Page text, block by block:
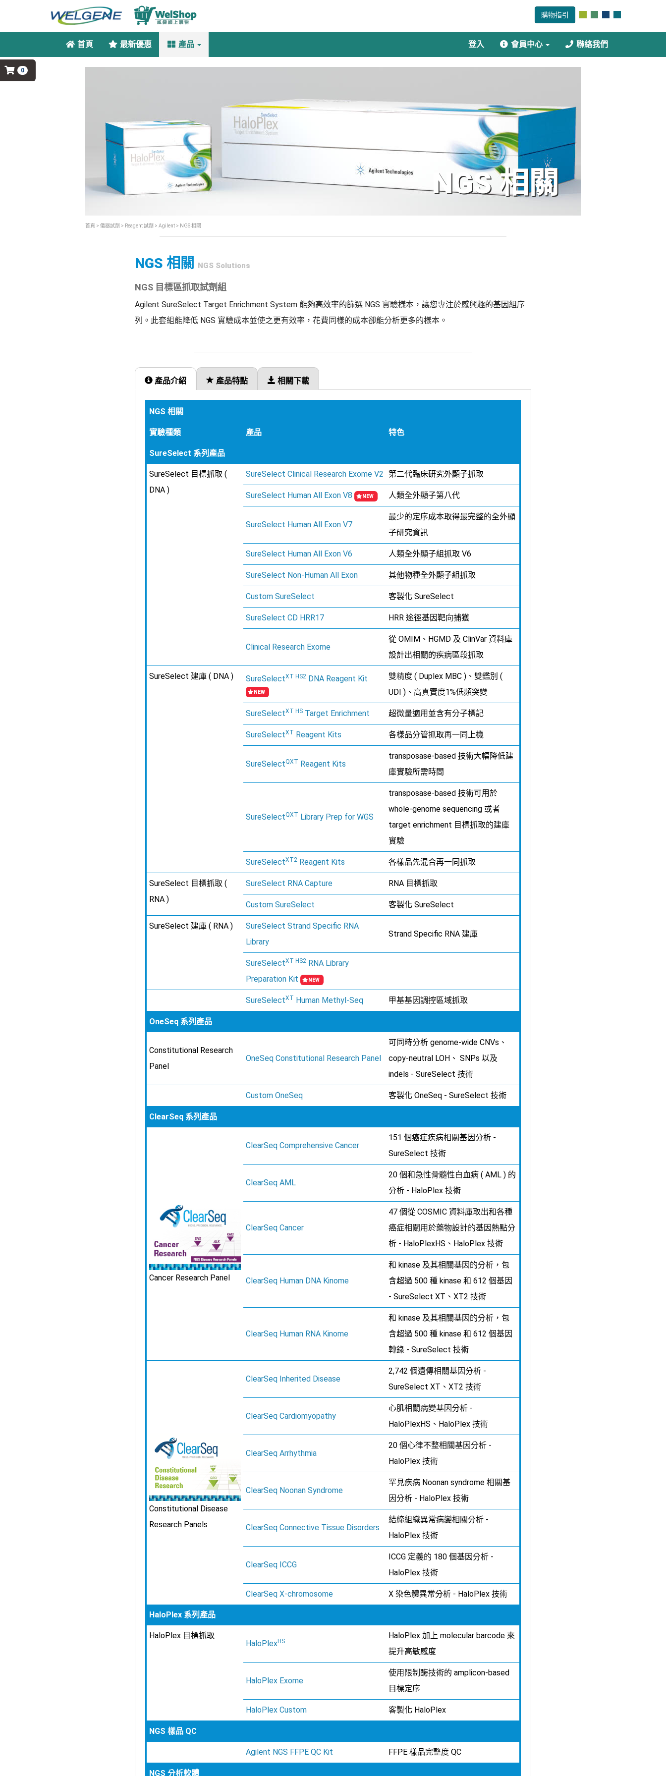
0
購物指引
首頁 最新優惠 產品 登入 會員中心 聯絡我們
NGS 相關
首頁 > 儀器試劑 > Reagent 試劑 > Agilent > NGS 相關
NGS 相關 NGS Solutions
NGS 目標區抓取試劑組
Agilent SureSelect Target Enrichment System 能夠高效率的篩選 NGS 實驗樣本，讓您專注於感興趣的基因組序
列。此套組能降低 NGS 實驗成本並使之更有效率，花費同樣的成本卻能分析更多的樣本。
產品介紹 產品特點 相關下載
NGS 相關
實驗種類 產品 特色
SureSelect 系列產品
SureSelect 目標抓取 (
DNA )
SureSelect Clinical Research Exome V2 第二代臨床研究外顯子抓取
SureSelect Human All Exon V8 NEW 人類全外顯子第八代
SureSelect Human All Exon V7
最少的定序成本取得最完整的全外顯
子研究資訊
SureSelect Human All Exon V6 人類全外顯子組抓取 V6
SureSelect Non-Human All Exon 其他物種全外顯子組抓取
Custom SureSelect 客製化 SureSelect
SureSelect CD HRR17 HRR 途徑基因靶向捕獲
Clinical Research Exome
從 OMIM、HGMD 及 ClinVar 資料庫
設計出相關的疾病區段抓取
SureSelect 建庫 ( DNA ) SureSelectXT HS2 DNA Reagent Kit
NEW
雙精度 ( Duplex MBC )、雙鑑別 (
UDI )、高真實度1%低頻突變
SureSelectXT HS Target Enrichment 超微量適用並含有分子標記
SureSelectXT Reagent Kits 各樣品分管抓取再一同上機
SureSelectQXT Reagent Kits
transposase-based 技術大幅降低建
庫實驗所需時間
SureSelectQXT Library Prep for WGS
transposase-based 技術可用於
whole-genome sequencing 或者
target enrichment 目標抓取的建庫
實驗
SureSelectXT2 Reagent Kits 各樣品先混合再一同抓取
SureSelect 目標抓取 (
RNA )
SureSelect RNA Capture RNA 目標抓取
Custom SureSelect 客製化 SureSelect
SureSelect 建庫 ( RNA )
SureSelect Strand Specific RNA
Library
Strand Specific RNA 建庫
SureSelectXT HS2 RNA Library
Preparation Kit
NEW
SureSelectXT Human Methyl-Seq 甲基基因調控區域抓取
OneSeq 系列產品
Constitutional Research
Panel
OneSeq Constitutional Research Panel
可同時分析 genome-wide CNVs、
copy-neutral LOH、 SNPs 以及
indels - SureSelect 技術
Custom OneSeq 客製化 OneSeq - SureSelect 技術
ClearSeq 系列產品
Cancer Research Panel
ClearSeq Comprehensive Cancer
151 個癌症疾病相關基因分析 -
SureSelect 技術
ClearSeq AML
20 個和急性骨髓性白血病 ( AML ) 的
分析 - HaloPlex 技術
ClearSeq Cancer
47 個從 COSMIC 資料庫取出和各種
癌症相關用於藥物設計的基因熱點分
析 - HaloPlexHS、HaloPlex 技術
ClearSeq Human DNA Kinome
和 kinase 及其相關基因的分析，包
含超過 500 種 kinase 和 612 個基因
- SureSelect XT、XT2 技術
ClearSeq Human RNA Kinome
和 kinase 及其相關基因的分析，包
含超過 500 種 kinase 和 612 個基因
轉錄 - SureSelect 技術
Constitutional Disease
Research Panels
ClearSeq Inherited Disease
2,742 個遺傳相關基因分析 -
SureSelect XT、XT2 技術
ClearSeq Cardiomyopathy
心肌相關病變基因分析 -
HaloPlexHS、HaloPlex 技術
ClearSeq Arrhythmia
20 個心律不整相關基因分析 -
HaloPlex 技術
ClearSeq Noonan Syndrome
罕見疾病 Noonan syndrome 相關基
因分析 - HaloPlex 技術
ClearSeq Connective Tissue Disorders
結締組織異常病變相關分析 -
HaloPlex 技術
ClearSeq ICCG
ICCG 定義的 180 個基因分析 -
HaloPlex 技術
ClearSeq X-chromosome X 染色體異常分析 - HaloPlex 技術
HaloPlex 系列產品
HaloPlex 目標抓取
HaloPlexHS
HaloPlex 加上 molecular barcode 來
提升高敏感度
HaloPlex Exome
使用限制酶技術的 amplicon-based
目標定序
HaloPlex Custom 客製化 HaloPlex
NGS 樣品 QC
Agilent NGS FFPE QC Kit FFPE 樣品完整度 QC
NGS 分析軟體